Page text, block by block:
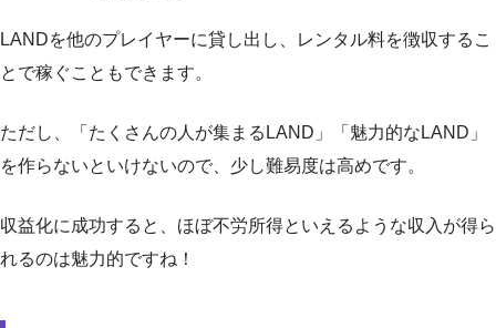
LANDを他のプレイヤーに貸し出し、レンタル料を徴収するこ
とで稼ぐこともできます。
ただし、「たくさんの人が集まるLAND」「魅力的なLAND」
を作らないといけないので、少し難易度は高めです。
収益化に成功すると、ほぼ不労所得といえるような収入が得ら
れるのは魅力的ですね！